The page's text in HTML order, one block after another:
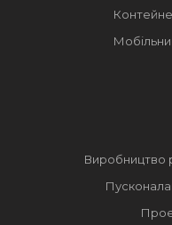
Виробництво